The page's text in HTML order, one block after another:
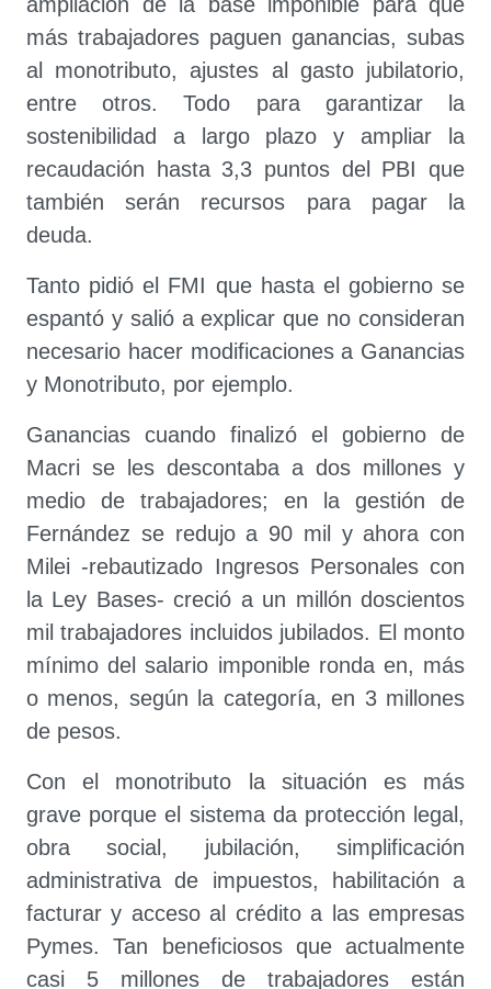
más trabajadores paguen ganancias, subas
al monotributo, ajustes al gasto jubilatorio,
entre otros. Todo para garantizar la
sostenibilidad a largo plazo y ampliar la
recaudación hasta 3,3 puntos del PBI que
también serán recursos para pagar la
deuda.
Tanto pidió el FMI que hasta el gobierno se
espantó y salió a explicar que no consideran
necesario hacer modificaciones a Ganancias
y Monotributo, por ejemplo.
Ganancias cuando finalizó el gobierno de
Macri se les descontaba a dos millones y
medio de trabajadores; en la gestión de
Fernández se redujo a 90 mil y ahora con
Milei -rebautizado Ingresos Personales con
la Ley Bases- creció a un millón doscientos
mil trabajadores incluidos jubilados. El monto
mínimo del salario imponible ronda en, más
o menos, según la categoría, en 3 millones
de pesos.
Con el monotributo la situación es más
grave porque el sistema da protección legal,
obra social, jubilación, simplificación
administrativa de impuestos, habilitación a
facturar y acceso al crédito a las empresas
Pymes. Tan beneficiosos que actualmente
casi 5 millones de trabajadores están